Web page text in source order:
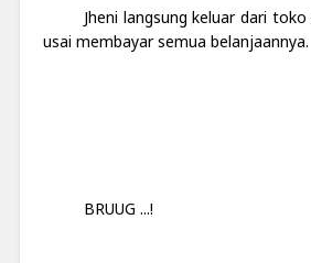
Jheni langsung keluar dari
usai membayar semua belanjaannya.
BRUUG ...!